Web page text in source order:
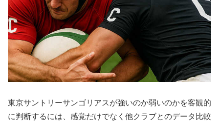
東京サントリーサンゴリアスが強いのか弱いのかを客観的
に判断するには、感覚だけでなく他クラブとのデータ比較